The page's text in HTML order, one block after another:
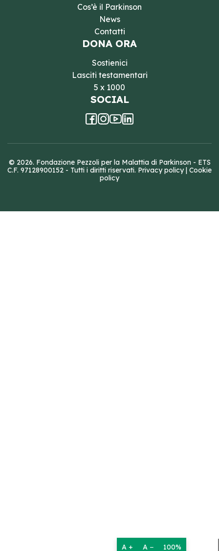
Cos’è il Parkinson
News
Contatti
DONA ORA
Sostienici
Lasciti testamentari
5 x 1000
SOCIAL
© 2026. Fondazione Pezzoli per la Malattia di Parkinson - ETS
C.F. 97128900152 - Tutti i diritti riservati. Privacy policy| Cookie
policy
A + A − 100%